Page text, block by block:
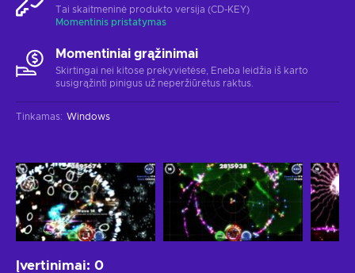
Tai skaitmeninė produkto versija (CD-KEY)
Momentinis pristatymas
Momentiniai grąžinimai
Skirtingai nei kitose prekyvietėse, Eneba leidžia iš karto
susigrąžinti pinigus už neperžiūrėtus raktus.
Tinkamas: Windows
Įvertinimai: 0